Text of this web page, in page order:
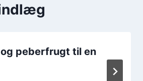
peberfrugt til en